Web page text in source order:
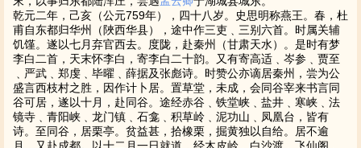
乾元二年，己亥（公元759年），四十八岁。史思明称燕王。春，杜
甫自东都归华州（陜西华县），途中作三吏﹑三别六首。时属关辅
饥馑。遂以七月弃官西去。度陇，赴秦州（甘肃天水）。是时有梦
李白二首，天末怀李白，寄李白二十韵。又有寄高适﹑岑参﹑贾至
﹑严武﹑郑虔﹑毕曜﹑薛据及张彪诗。时赞公亦谪居秦州，尝为公
盛言西枝村之胜，因作计卜居。置草堂，未成，会同谷宰来书言同
谷可居，遂以十月，赴同谷。途经赤谷﹑铁堂峡﹑盐井﹑寒峡﹑法
镜寺﹑青阳峡﹑龙门镇﹑石龛﹑积草岭﹑泥功山﹑凤凰台，皆有
诗。至同谷，居栗亭。贫益甚，拾橡栗，掘黄独以自给。居不逾